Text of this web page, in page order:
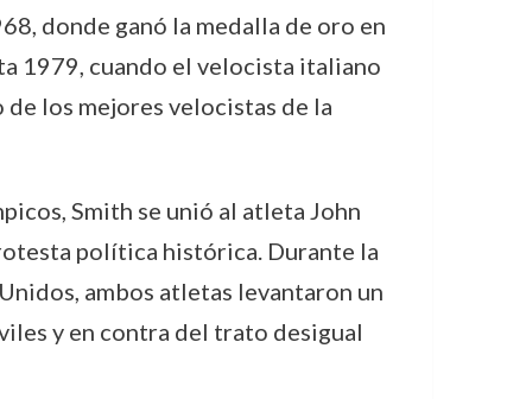
donde ganó la medalla de oro en
1979, cuando el velocista italiano
los mejores velocistas de la
Smith se unió al atleta John
política histórica. Durante la
ambos atletas levantaron un
y en contra del trato desigual